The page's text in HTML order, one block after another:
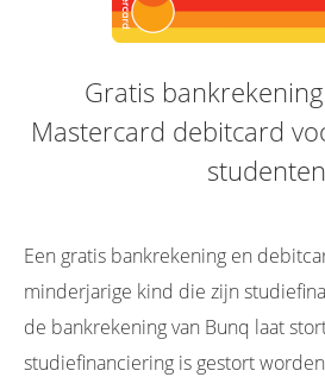
Gratis
Mastercard debitcard
studenten
Een gratis bankrekening en
minderjarige kind die zijn
de bankrekening van Bunq laat
studiefinanciering is gestort